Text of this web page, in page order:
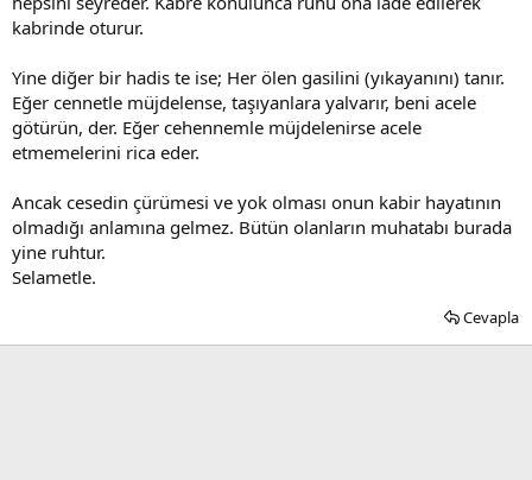
kabrinde oturur.
Yine diğer bir hadis te ise; Her ölen gasilini (yıkayanını) tanır.
Eğer cennetle müjdelense, taşıyanlara yalvarır, beni acele
götürün, der. Eğer cehennemle müjdelenirse acele
etmemelerini rica eder.
Ancak cesedin çürümesi ve yok olması onun kabir hayatının
olmadığı anlamına gelmez. Bütün olanların muhatabı burada
yine ruhtur.
Selametle.
Cevapla